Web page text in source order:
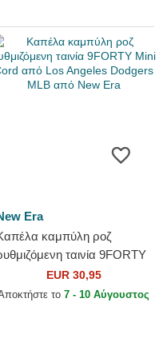
Era
καμπύλη ροζ
ταινία 9FORTY
Mini Cord από Los Angeles
MLB από New Era
EUR 30,95
το 7 - 10 Αύγουστος